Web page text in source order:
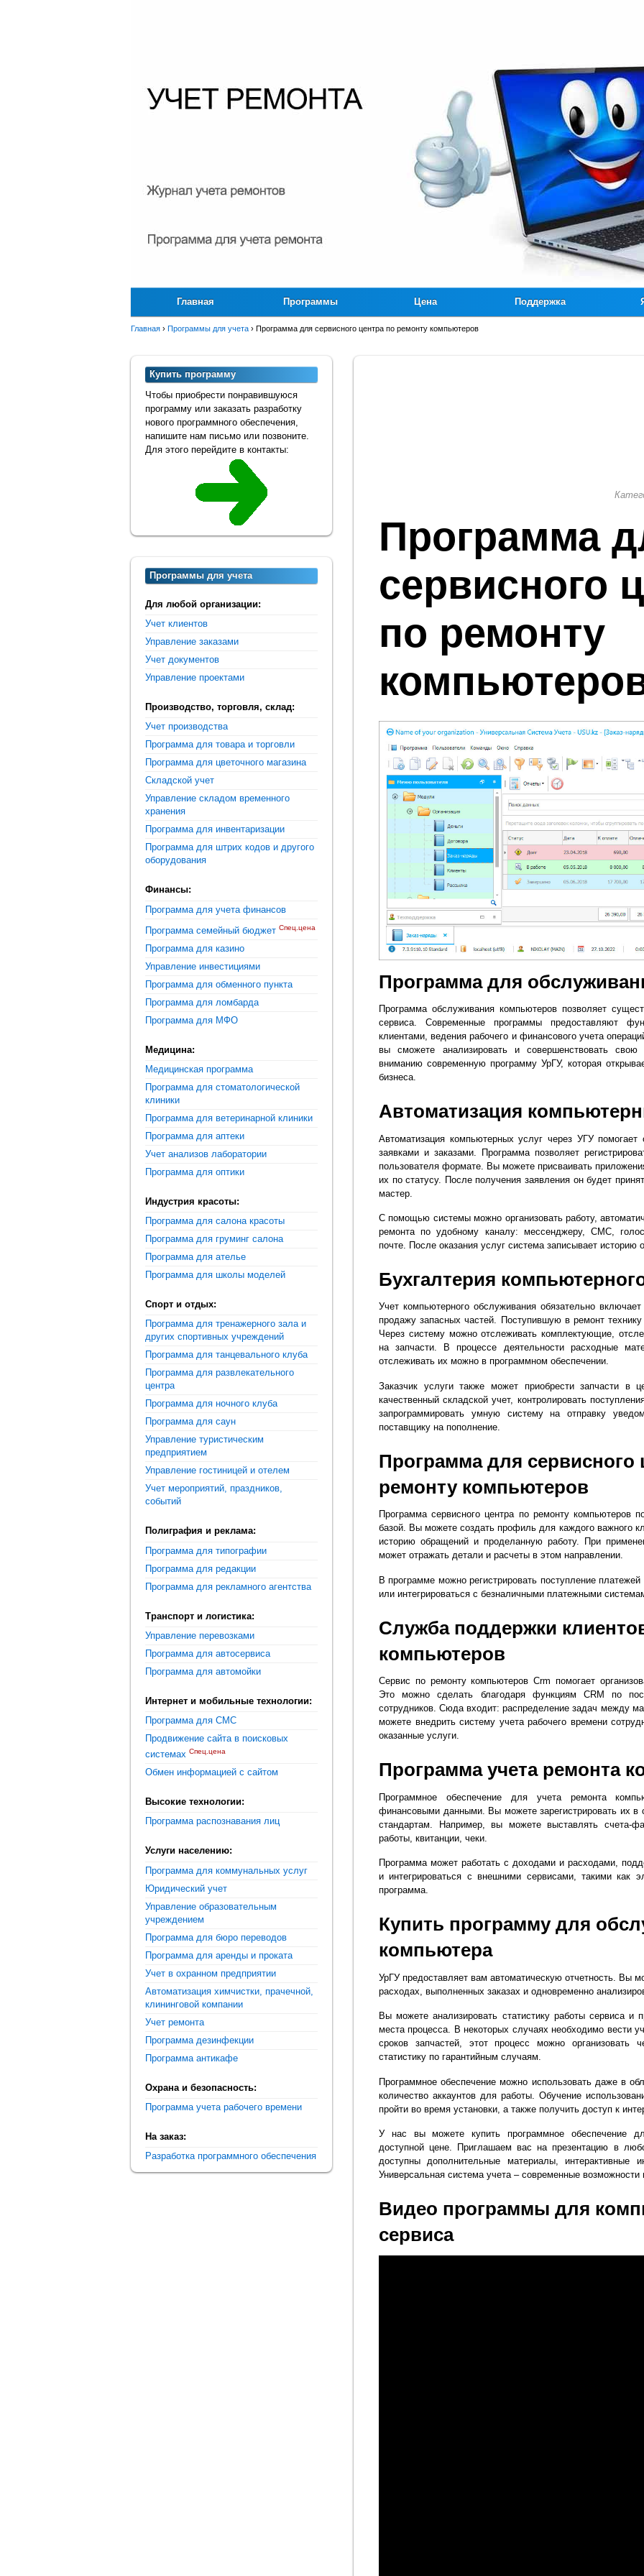
Главная Программы Цена Поддержка
Главная › Программы для учета › Программа для сервисного центра по ремонту компьютеров
Программа
сервисного
по ремонту
Программа для
Программа обслуживания компьютеров позволяет
сервиса. Современные программы предоставляют
клиентами, ведения рабочего и финансового учета
вы сможете анализировать и совершенствовать
вниманию современную программу УрГУ, которая
бизнеса.
Автоматизация
Автоматизация компьютерных услуг через УГУ помогает
заявками и заказами. Программа позволяет
пользователя формате. Вы можете присваивать
их по статусу. После получения заявления он будет
мастер.
С помощью системы можно организовать работу,
ремонта по удобному каналу: мессенджеру, СМС,
почте. После оказания услуг система записывает историю
Бухгалтерия
Учет компьютерного обслуживания обязательно
продажу запасных частей. Поступившую в ремонт
Через систему можно отслеживать комплектующие,
на запчасти. В процессе деятельности расходные
отслеживать их можно в программном обеспечении.
Заказчик услуги также может приобрести запчасти в
качественный складской учет, контролировать
запрограммировать умную систему на отправку
поставщику на пополнение.
Программа для сервисного
ремонту компьютеров
Программа сервисного центра по ремонту компьютеров
базой. Вы можете создать профиль для каждого важного
историю обращений и проделанную работу. При
может отражать детали и расчеты в этом направлении.
В программе можно регистрировать поступление
или интегрироваться с безналичными платежными
Служба поддержки
компьютеров
Сервис по ремонту компьютеров Crm помогает
Это можно сделать благодаря функциям CRM по
сотрудников. Сюда входит: распределение задач между
можете внедрить систему учета рабочего времени
оказанные услуги.
Программа учета ремонта
Программное обеспечение для учета ремонта
финансовыми данными. Вы можете зарегистрировать их
стандартам. Например, вы можете выставлять счета-
работы, квитанции, чеки.
Программа может работать с доходами и расходами,
и интегрироваться с внешними сервисами, такими как
программа.
Купить программу для
компьютера
УрГУ предоставляет вам автоматическую отчетность. Вы
расходах, выполненных заказах и одновременно
Вы можете анализировать статистику работы сервиса и
места процесса. В некоторых случаях необходимо вести
сроков запчастей, этот процесс можно
статистику по гарантийным случаям.
Программное обеспечение можно использовать даже в
количество аккаунтов для работы. Обучение
пройти во время установки, а также получить доступ к
У нас вы можете купить программное обеспечение
доступной цене. Приглашаем вас на презентацию в
доступны дополнительные материалы, интерактивные
Универсальная система учета – современные
Видео программы для
сервиса
Купить программу
Чтобы приобрести понравившуюся
программу или заказать разработку
нового программного обеспечения,
напишите нам письмо или позвоните.
Для этого перейдите в контакты:
Программы для учета
Для любой организации:
Учет клиентов
Управление заказами
Учет документов
Управление проектами
Производство, торговля, склад:
Учет производства
Программа для товара и торговли
Программа для цветочного магазина
Складской учет
Управление складом временного
хранения
Программа для инвентаризации
Программа для штрих кодов и другого
оборудования
Финансы:
Программа для учета финансов
Программа семейный бюджет Спец.цена
Программа для казино
Управление инвестициями
Программа для обменного пункта
Программа для ломбарда
Программа для МФО
Медицина:
Медицинская программа
Программа для стоматологической
клиники
Программа для ветеринарной клиники
Программа для аптеки
Учет анализов лаборатории
Программа для оптики
Индустрия красоты:
Программа для салона красоты
Программа для груминг салона
Программа для ателье
Программа для школы моделей
Спорт и отдых:
Программа для тренажерного зала и
других спортивных учреждений
Программа для танцевального клуба
Программа для развлекательного
центра
Программа для ночного клуба
Программа для саун
Управление туристическим
предприятием
Управление гостиницей и отелем
Учет мероприятий, праздников,
событий
Полиграфия и реклама:
Программа для типографии
Программа для редакции
Программа для рекламного агентства
Транспорт и логистика:
Управление перевозками
Программа для автосервиса
Программа для автомойки
Интернет и мобильные технологии:
Программа для СМС
Продвижение сайта в поисковых
системах Спец.цена
Обмен информацией с сайтом
Высокие технологии:
Программа распознавания лиц
Услуги населению:
Программа для коммунальных услуг
Юридический учет
Управление образовательным
учреждением
Программа для бюро переводов
Программа для аренды и проката
Учет в охранном предприятии
Автоматизация химчистки, прачечной,
клининговой компании
Учет ремонта
Программа дезинфекции
Программа антикафе
Охрана и безопасность:
Программа учета рабочего времени
На заказ:
Разработка программного обеспечения